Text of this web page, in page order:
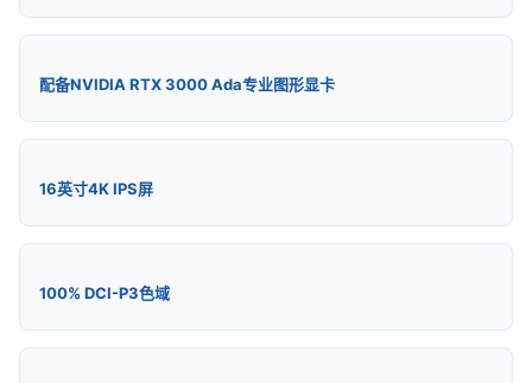
配备NVIDIA RTX 3000 Ada专业图形显卡
16英寸4K IPS屏
100% DCI-P3色域